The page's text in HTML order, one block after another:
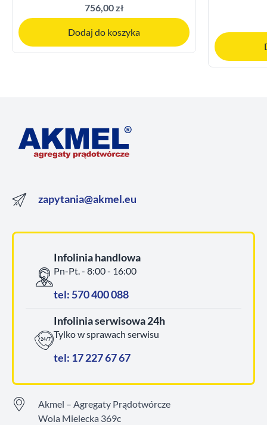
756,00 zł
Dodaj do koszyka
zapytania@akmel.eu
Infolinia handlowa
Pn-Pt. - 8:00 - 16:00
tel: 570 400 088
Infolinia serwisowa 24h
Tylko w sprawach serwisu
tel: 17 227 67 67
Akmel – Agregaty Prądotwórcze
Wola Mielecka 369c